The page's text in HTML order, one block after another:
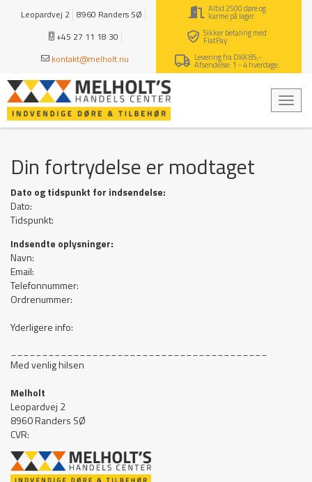
Leopardvej 2 8960 Randers SØ
+45 27 11 18 30
kontakt@melholt.nu
Altid 2500 døre og
karme på lager
Sikker betaling med
FlatPay
Levering fra DKK 85,-
Afsendelse: 1 - 4 hverdage.
Din fortrydelse er modtaget
Dato og tidspunkt for indsendelse:
Dato:
Tidspunkt:
Indsendte oplysninger:
Navn:
Email:
Telefonnummer:
Ordrenummer:
Yderligere info:
Med venlig hilsen
Melholt
Leopardvej 2
8960Randers SØ
CVR: